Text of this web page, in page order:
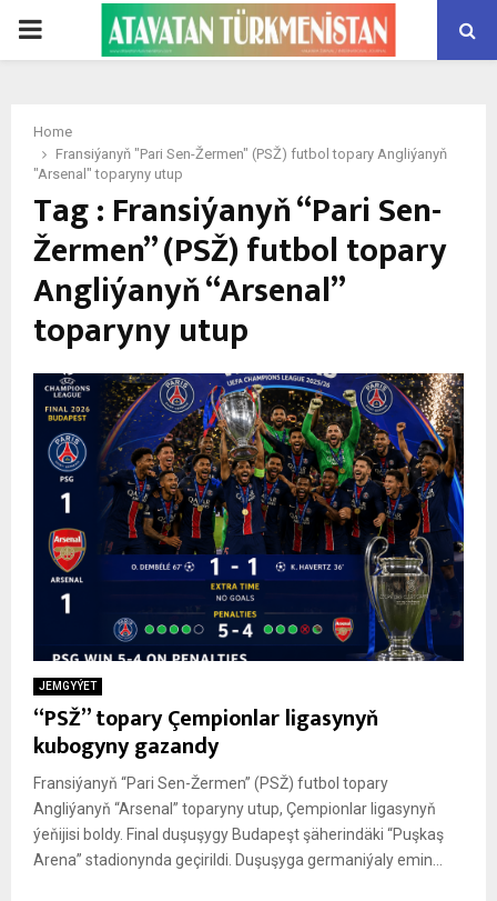
PRIMARY
Home
Fransiýanyň "Pari Sen-Žermen" (PSŽ) futbol topary Angliýanyň
"Arsenal" toparyny utup
Tag : Fransiýanyň “Pari Sen-
Žermen” (PSŽ) futbol topary
Angliýanyň “Arsenal”
toparyny utup
JEMGYÝET
“PSŽ” topary Çempionlar ligasynyň
kubogyny gazandy
Fransiýanyň “Pari Sen-Žermen” (PSŽ) futbol topary
Angliýanyň “Arsenal” toparyny utup, Çempionlar ligasynyň
ýeňijisi boldy. Final duşuşygy Budapeşt şäherindäki “Puşkaş
Arena” stadionynda geçirildi. Duşuşyga germaniýaly emin...